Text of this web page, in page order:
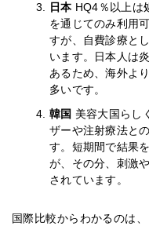
日本 HQ4％以上は
を通じてのみ利用
すが、自費診療と
います。日本人は
あるため、海外よ
多いです。
韓国 美容大国らし
ザーや注射療法と
す。短期間で結果
が、その分、刺激
されています。
国際比較からわかるのは